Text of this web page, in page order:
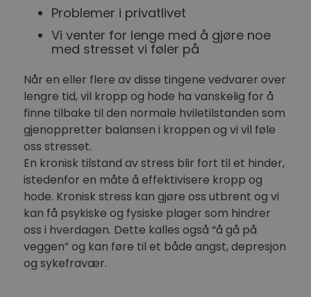
Problemer i privatlivet
Vi venter for lenge med å gjøre noe
med stresset vi føler på
Når en eller flere av disse tingene vedvarer over
lengre tid, vil kropp og hode ha vanskelig for å
finne tilbake til den normale hviletilstanden som
gjenoppretter balansen i kroppen og vi vil føle
oss stresset.
En kronisk tilstand av stress blir fort til et hinder,
istedenfor en måte å effektivisere kropp og
hode. Kronisk stress kan gjøre oss utbrent og vi
kan få psykiske og fysiske plager som hindrer
oss i hverdagen. Dette kalles også “å gå på
veggen” og kan føre til et både angst, depresjon
og sykefravær.